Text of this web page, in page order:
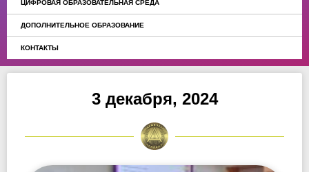
ЦИФРОВАЯ ОБРАЗОВАТЕЛЬНАЯ СРЕДА
ДОПОЛНИТЕЛЬНОЕ ОБРАЗОВАНИЕ
КОНТАКТЫ
3 декабря, 2024